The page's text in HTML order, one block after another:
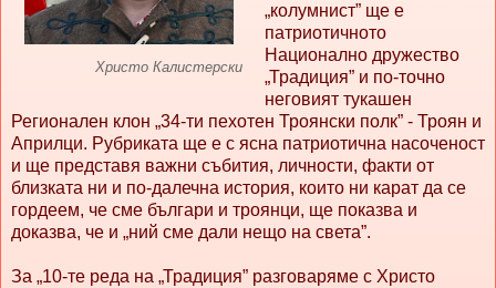
Христо Калистерски
„колумнист” ще е
патриотичното
Национално дружество
„Традиция” и по-точно
неговият тукашен
Регионален клон „34-ти пехотен Троянски полк” - Троян и
Априлци. Рубриката ще е с ясна патриотична насоченост
и ще представя важни събития, личности, факти от
близката ни и по-далечна история, които ни карат да се
гордеем, че сме българи и троянци, ще показва и
доказва, че и „ний сме дали нещо на света”.
За „10-те реда на „Традиция” разговаряме с Христо